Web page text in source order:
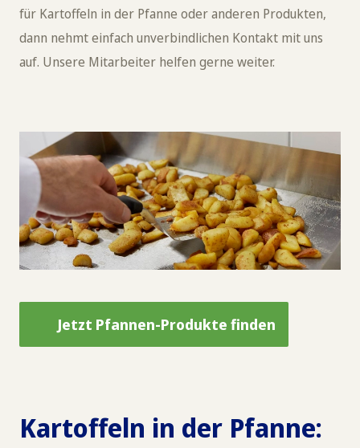
für Kartoffeln in der Pfanne oder anderen Produkten,
dann nehmt einfach unverbindlichen Kontakt mit uns
auf. Unsere Mitarbeiter helfen gerne weiter.
Jetzt Pfannen-Produkte finden
Kartoffeln in der Pfanne: